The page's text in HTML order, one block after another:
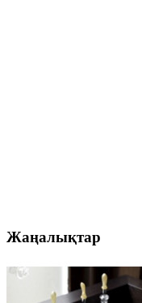
Жаңалықтар